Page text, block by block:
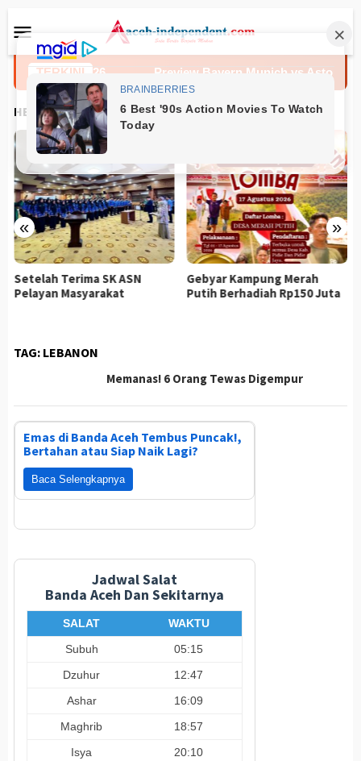
ke
kontenMobile
TERKINI
Agustus 2026 Preview Bayern Munich vs Aston Villa
HEADLINES
« »
Setelah Terima SK ASN
Pelayan Masyarakat
Gebyar Kampung Merah
Putih Berhadiah Rp150 Juta
TAG: LEBANON
Memanas! 6 Orang Tewas Digempur
Emas di Banda Aceh Tembus Puncak!,
Bertahan atau Siap Naik Lagi?
Baca Selengkapnya
Jadwal Salat
Banda Aceh Dan Sekitarnya
SALAT
WAKTU
Subuh
05:15
Dzuhur
12:47
Ashar
16:09
Maghrib
18:57
Isya
20:10